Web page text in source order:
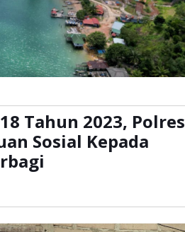
Tahun 2023, Polres
Sosial Kepada